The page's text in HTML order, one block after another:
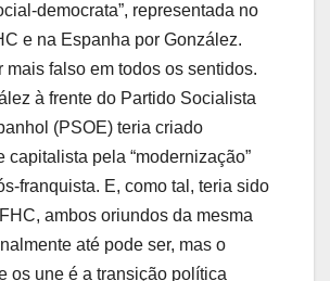
democrata”, representada no
e na Espanha por González.
mais falso em todos os sentidos.
à frente do Partido Socialista
(PSOE) teria criado
capitalista pela “modernização”
franquista. E, como tal, teria sido
ambos oriundos da mesma
até pode ser, mas o
os une é a transição política